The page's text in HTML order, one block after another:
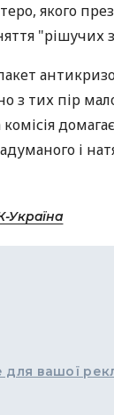
якого
"рішучих
з тих пір
і
Україна
для вашої